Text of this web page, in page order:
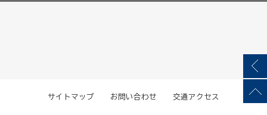
サイトマップ お問い合わせ 交通アクセス